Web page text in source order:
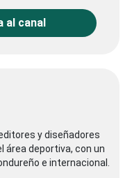
al canal
y diseñadores
área deportiva, con un
e internacional.